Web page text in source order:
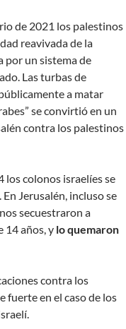
de 2021 los palestinos
reavivada de la
por un sistema de
Las turbas de
a matar
se convirtió en un
contra los palestinos
los colonos israelíes se
Jerusalén, incluso se
secuestraron a
14 años, y lo quemaron
contra los
fuerte en el caso de los